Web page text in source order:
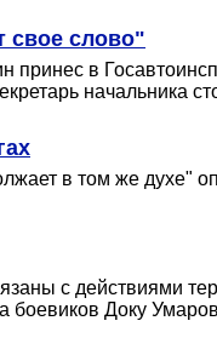
свое слово"
принес в
начальника
в том же духе"
с действиями
боевиков Доку